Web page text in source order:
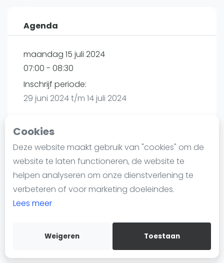
Cookies
Deze website maakt gebruik van "cookies" om de
website te laten functioneren, de website te
helpen analyseren om onze dienstverlening te
verbeteren of voor marketing doeleindes.
Lees meer
Weigeren Toestaan
Forum
Blog artikelen
Vragen over padel
Padelgear
Overige
Informatie
Over ons
Contact
Adverteren
Insights
WhatsApp
Join WhatsApp Community
Agenda
maandag 15 juli 2024
07:00 - 08:30
Inschrijf periode:
29 juni 2024 t/m 14 juli 2024
Playtomic
Plaza Padel Rijswijk | Rijswijk
Cobbenhagenstraat 2a
2288 ET
playtomic.io